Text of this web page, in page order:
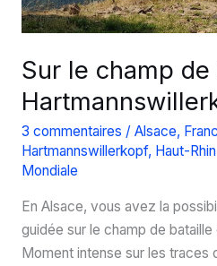
très
créatif
Sur le champ
3 commentaires / Alsace,
Hartmannswillerkopf, Haut-Rhin
Mondiale
En Alsace, vous avez la
guidée sur le champ de
Moment intense sur les traces